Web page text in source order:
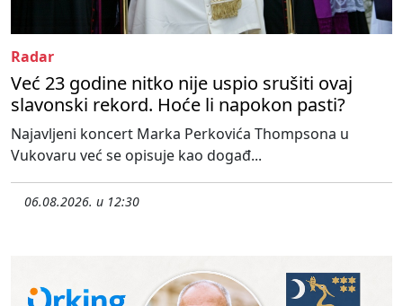
Radar
Već 23 godine nitko nije uspio srušiti ovaj
slavonski rekord. Hoće li napokon pasti?
Najavljeni koncert Marka Perkovića Thompsona u
Vukovaru već se opisuje kao događ...
06.08.2026. u 12:30